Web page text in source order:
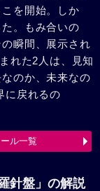
を開始。しか
。もみ合いの
瞬間、展示され
れた2人は、見知
のか、未来なの
に戻れるの
ル一覧
針盤」の解説